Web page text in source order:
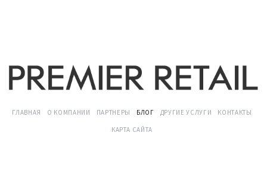
ГЛАВНАЯ О КОМПАНИИ ПАРТНЕРЫ БЛОГ ДРУГИЕ УСЛУГИ КОНТАКТЫ
КАРТА САЙТА